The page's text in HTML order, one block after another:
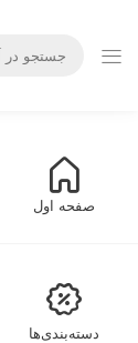
صفحه اول
دسته‌بندی‌ها